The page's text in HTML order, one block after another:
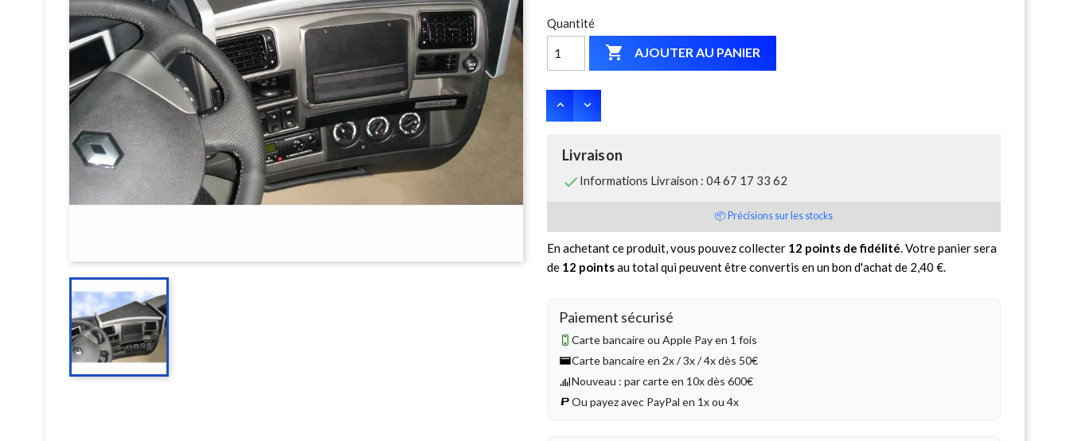
Quantité
 AJOUTER AU PANIER
Livraison
 Informations Livraison : 04 67 17 33 62
📦 Précisions sur les stocks
En achetant ce produit, vous pouvez collecter 12 points de fidélité . Votre panier sera
de 12 pointsau total qui peuvent être convertis en un bon d'achat de 2,40 €
Paiement sécurisé
Carte bancaire ou Apple Pay en 1 fois
Carte bancaire en 2x / 3x / 4x dès 50€
Nouveau : par carte en 10x dès 600€
Ou payez avec PayPal en 1x ou 4x